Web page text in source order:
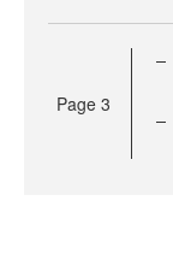
Page 3